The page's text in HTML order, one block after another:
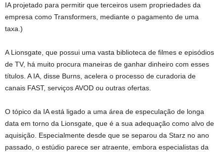
IA projetado para permitir que terceiros usem propriedades da
empresa como Transformers, mediante o pagamento de uma
taxa.)
A Lionsgate, que possui uma vasta biblioteca de filmes e episódios
de TV, há muito procura maneiras de ganhar dinheiro com esses
títulos. A IA, disse Burns, acelera o processo de curadoria de
canais FAST, serviços AVOD ou outras ofertas.
O tópico da IA ​​está ligado a uma área de especulação de longa
data em torno da Lionsgate, que é a sua adequação como alvo de
aquisição. Especialmente desde que se separou da Starz no ano
passado, o estúdio parece ser atraente, embora especialistas da